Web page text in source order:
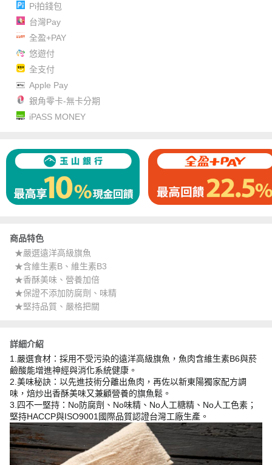
Pi拍錢包
台灣Pay
全盈+PAY
悠遊付
全支付
Apple Pay
銀角零卡-無卡分期
iPASS MONEY
商品特色
★嚴選遠洋高級旗魚
★含維生素B、維生素B3
★香酥美味、營養加倍
★保證不添加防腐劑、味精
★堅持品質、嚴格把關
詳細介紹
1.嚴選食材：採用不受污染的遠洋高級旗魚，魚肉含維生素B6與菸
鹼酸能增進神經與消化系統健康。
2.美味秘訣：以先進技術分離出魚肉，再佐以新東陽獨家配方調
味，焙炒出香酥美味又兼顧營養的旗魚鬆。
3.四不一堅持：No防腐劑、No味精、No人工糖精、No人工色素；
堅持HACCP與ISO9001國際品質認證台灣工廠生產。